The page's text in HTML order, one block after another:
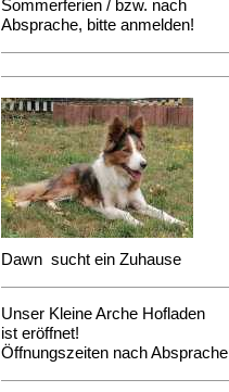
Sommerferien / bzw. nach
Absprache, bitte anmelden!
Dawn sucht ein Zuhause
Unser Kleine Arche Hofladen
ist eröffnet!
Öffnungszeiten nach Absprache